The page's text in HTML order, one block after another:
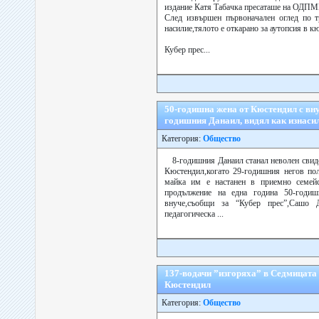
издание Катя Табачка пресаташе на
След извършен първоначален оглед по
насилие,тялото е откарано за аутопсия в
Кубер прес...
50-годишна жена от Кюстендил с
годишния Данаил, видял как
Категория: Общество
8-годишния Данаил станал неволен
Кюстендил,когато 29-годишния негов
майка им е настанен в приемно
продължение на една година 50-
внуче,съобщи за “Кубер прес”,Сашо
педагогическа ...
137-водачи ”изгоряха” в Седмицата
Кюстендил
Категория: Общество